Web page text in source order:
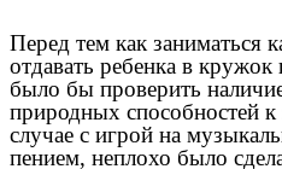
Перед тем как заниматься
отдавать ребенка в
было бы проверить
природных способностей
случае с игрой на
пением, неплохо было